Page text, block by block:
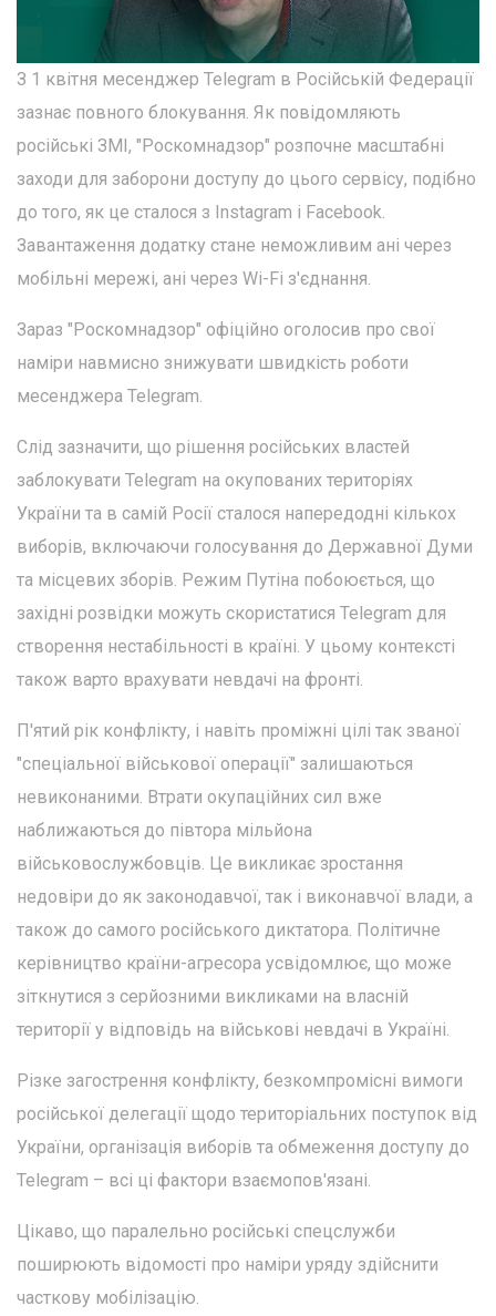
З 1 квітня месенджер Telegram в Російській Федерації
зазнає повного блокування. Як повідомляють
російські ЗМІ, "Роскомнадзор" розпочне масштабні
заходи для заборони доступу до цього сервісу, подібно
до того, як це сталося з Instagram і Facebook.
Завантаження додатку стане неможливим ані через
мобільні мережі, ані через Wi-Fi з'єднання.
Зараз "Роскомнадзор" офіційно оголосив про свої
наміри навмисно знижувати швидкість роботи
месенджера Telegram.
Слід зазначити, що рішення російських властей
заблокувати Telegram на окупованих територіях
України та в самій Росії сталося напередодні кількох
виборів, включаючи голосування до Державної Думи
та місцевих зборів. Режим Путіна побоюється, що
західні розвідки можуть скористатися Telegram для
створення нестабільності в країні. У цьому контексті
також варто врахувати невдачі на фронті.
П'ятий рік конфлікту, і навіть проміжні цілі так званої
"спеціальної військової операції" залишаються
невиконаними. Втрати окупаційних сил вже
наближаються до півтора мільйона
військовослужбовців. Це викликає зростання
недовіри до як законодавчої, так і виконавчої влади, а
також до самого російського диктатора. Політичне
керівництво країни-агресора усвідомлює, що може
зіткнутися з серйозними викликами на власній
території у відповідь на військові невдачі в Україні.
Різке загострення конфлікту, безкомпромісні вимоги
російської делегації щодо територіальних поступок від
України, організація виборів та обмеження доступу до
Telegram – всі ці фактори взаємопов'язані.
Цікаво, що паралельно російські спецслужби
поширюють відомості про наміри уряду здійснити
часткову мобілізацію.